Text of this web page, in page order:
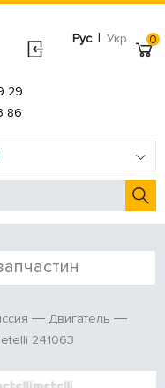
Рус | Укр
29
86
0
Двигатель
241063